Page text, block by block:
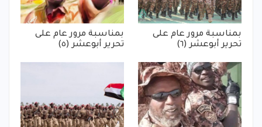
بمناسبة مرور عام على
تحرير أبوعشر (٦)
بمناسبة مرور عام على
تحرير أبوعشر (٥)